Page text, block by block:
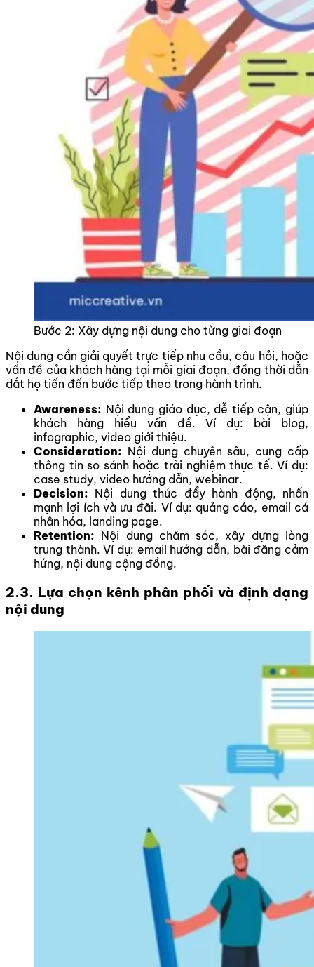
Bước 2: Xây dựng nội dung cho từng giai đoạn
Nội dung cần giải quyết trực tiếp nhu cầu, câu hỏi, hoặc
vấn đề của khách hàng tại mỗi giai đoạn, đồng thời dẫn
dắt họ tiến đến bước tiếp theo trong hành trình.
Awareness: Nội dung giáo dục, dễ tiếp cận, giúp
khách hàng hiểu vấn đề. Ví dụ: bài blog,
infographic, video giới thiệu.
Consideration: Nội dung chuyên sâu, cung cấp
thông tin so sánh hoặc trải nghiệm thực tế. Ví dụ:
case study, video hướng dẫn, webinar.
Decision: Nội dung thúc đẩy hành động, nhấn
mạnh lợi ích và ưu đãi. Ví dụ: quảng cáo, email cá
nhân hóa, landing page.
Retention: Nội dung chăm sóc, xây dựng lòng
trung thành. Ví dụ: email hướng dẫn, bài đăng cảm
hứng, nội dung cộng đồng.
2.3. Lựa chọn kênh phân phối và định dạng
nội dung